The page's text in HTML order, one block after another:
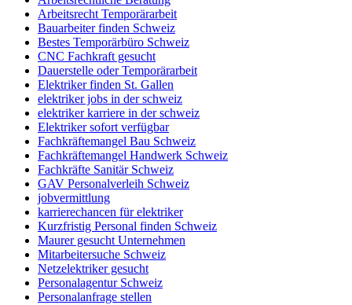
Arbeitsrecht Temporärarbeit
Bauarbeiter finden Schweiz
Bestes Temporärbüro Schweiz
CNC Fachkraft gesucht
Dauerstelle oder Temporärarbeit
Elektriker finden St. Gallen
elektriker jobs in der schweiz
elektriker karriere in der schweiz
Elektriker sofort verfügbar
Fachkräftemangel Bau Schweiz
Fachkräftemangel Handwerk Schweiz
Fachkräfte Sanitär Schweiz
GAV Personalverleih Schweiz
jobvermittlung
karrierechancen für elektriker
Kurzfristig Personal finden Schweiz
Maurer gesucht Unternehmen
Mitarbeitersuche Schweiz
Netzelektriker gesucht
Personalagentur Schweiz
Personalanfrage stellen